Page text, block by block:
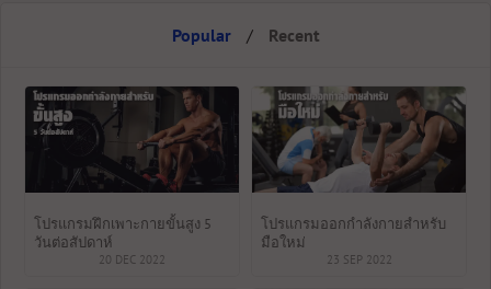
Popular / Recent
โปรแกรมฝึกเพาะกายขั้นสูง 5
วันต่อสัปดาห์
20 DEC 2022
โปรแกรมออกกำลังกายสำหรับ
มือใหม่
23 SEP 2022